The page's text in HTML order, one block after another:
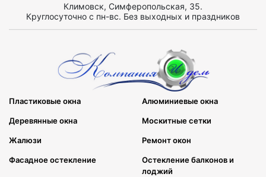
Климовск, Симферопольская, 35.
Круглосуточно с пн-вс. Без выходных и праздников
Пластиковые окна Алюминиевые окна
Деревянные окна Москитные сетки
Жалюзи Ремонт окон
Фасадное остекление
Остекление балконов и
лоджий